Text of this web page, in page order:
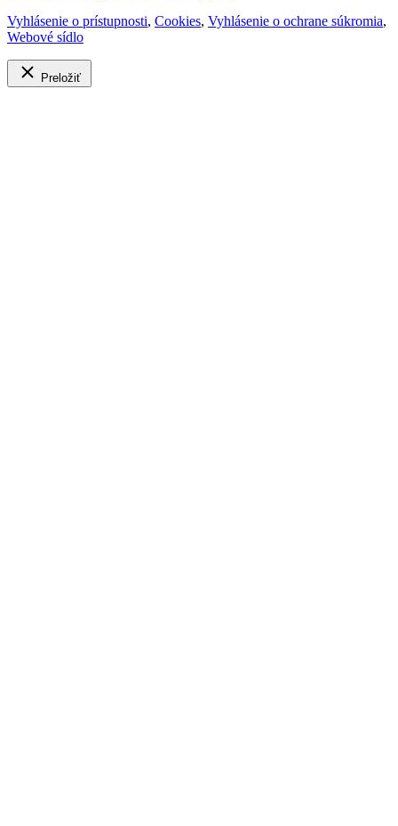
Vyhlásenie o prístupnosti, Cookies, Vyhlásenie o ochrane súkromia,
Webové sídlo
Preložiť